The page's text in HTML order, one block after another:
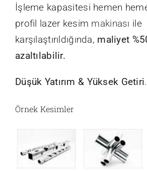
İşleme kapasitesi hemen
profil lazer kesim makinası ile
karşılaştırıldığında, maliyet
azaltılabilir.
Düşük Yatırım & Yüksek Getiri.
Örnek Kesimler